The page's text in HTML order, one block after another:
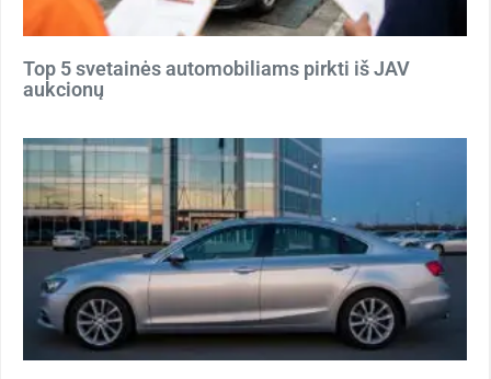
Top 5 svetainės automobiliams pirkti iš JAV
aukcionų